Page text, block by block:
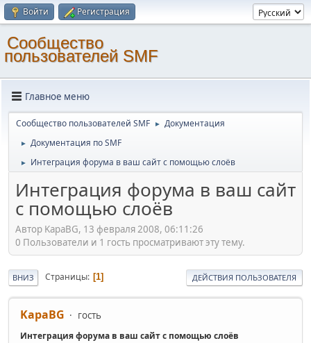
Войти Регистрация
Cообщество
пользователей SMF
Главное меню
Cообщество пользователей SMF ► Документация
► Документация по SMF
► Интеграция форума в ваш сайт с помощью слоёв
Интеграция форума в ваш сайт
с помощью слоёв
Автор KapaBG, 13 февраля 2008, 06:11:26
0 Пользователи и 1 гость просматривают эту тему.
ВНИЗ Страницы 1 ДЕЙСТВИЯ ПОЛЬЗОВАТЕЛЯ
KapaBG гость
Интеграция форума в ваш сайт с помощью слоёв